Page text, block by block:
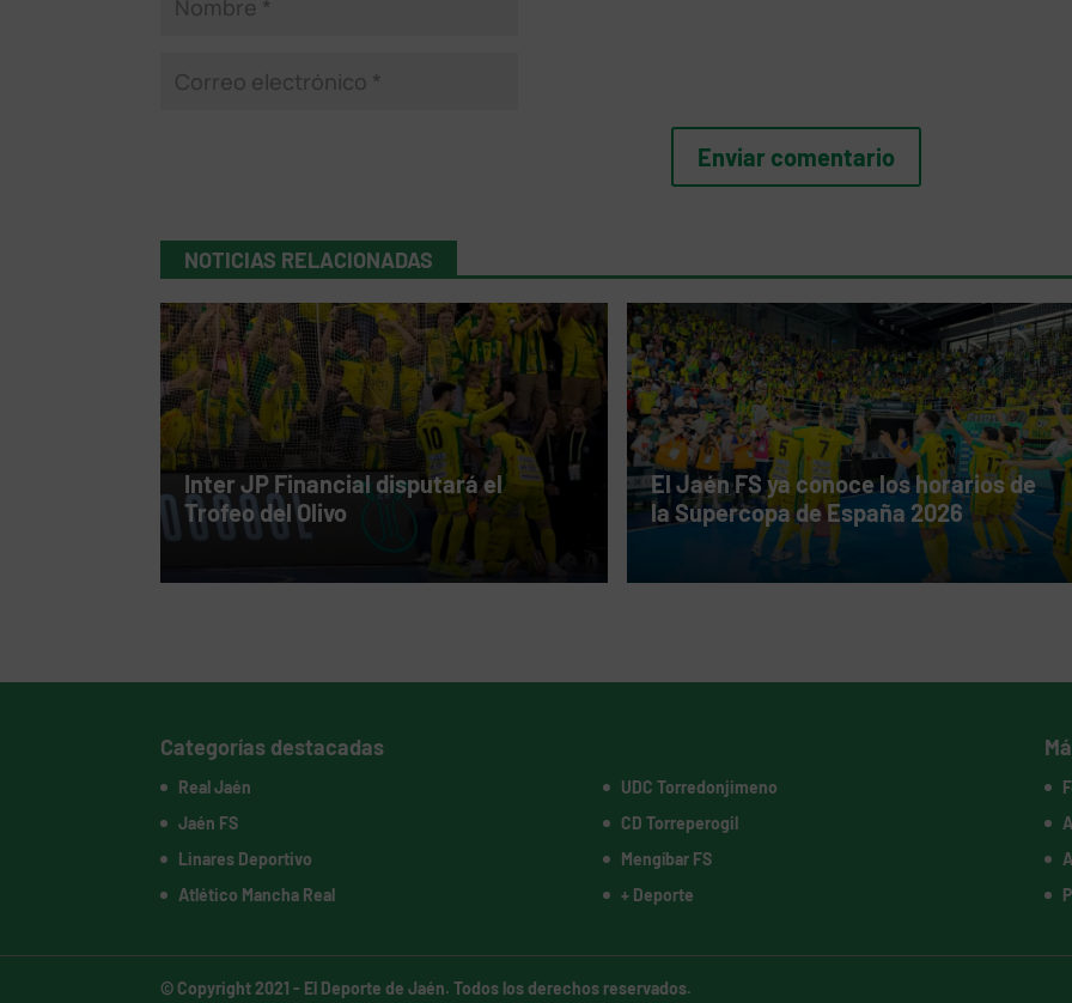
NOTICIAS RELACIONADAS
Inter JP Financial disputará el
Trofeo del Olivo
El Jaén FS ya conoce los horarios de
la Supercopa de España 2026
Categorías destacadas
Real Jaén
Jaén FS
Linares Deportivo
Atlético Mancha Real
UDC Torredonjimeno
CD Torreperogil
Mengíbar FS
+ Deporte
© Copyright 2021 - El Deporte de Jaén. Todos los derechos reservados.